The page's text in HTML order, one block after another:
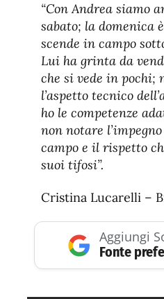
“Con Andrea siamo
sabato; la domenica
scende in campo
Lui ha grinta da
che si vede in pochi;
l’aspetto tecnico
ho le competenze
non notare
campo e il rispetto
suoi tifosi”.
Cristina Lucarelli –
Aggiungi
Fonte